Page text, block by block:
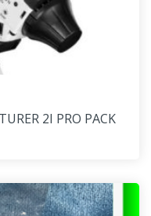
2I PRO PACK